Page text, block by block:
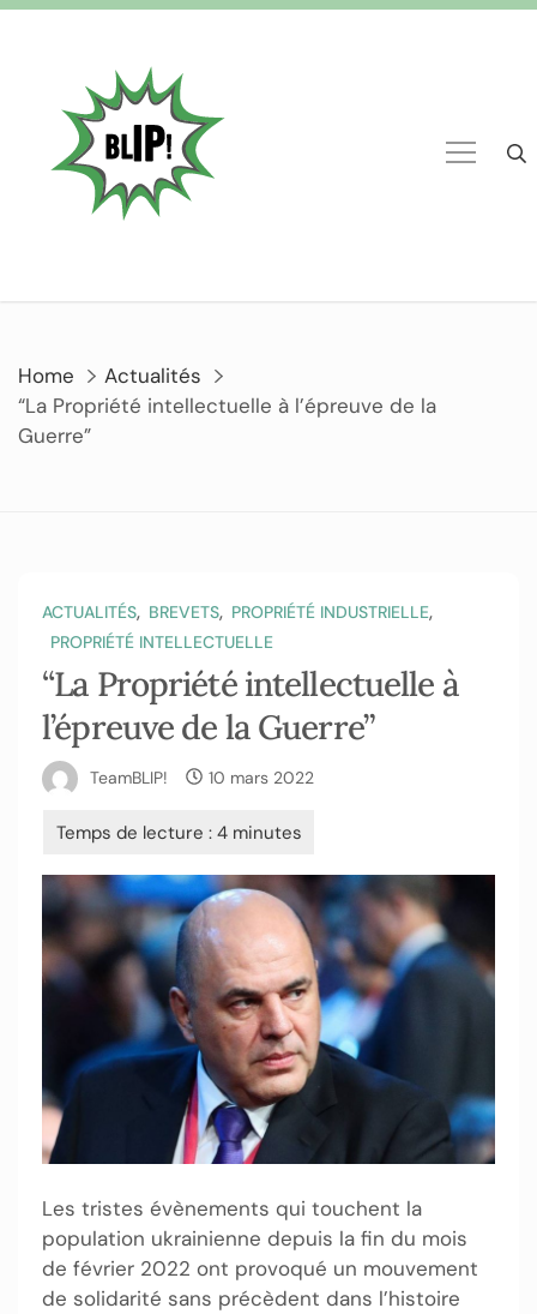
Home
Actualités
“La Propriété intellectuelle à l’épreuve de la
Guerre”
ACTUALITÉS, BREVETS, PROPRIÉTÉ INDUSTRIELLE,
PROPRIÉTÉ INTELLECTUELLE
“La Propriété intellectuelle à
l’épreuve de la Guerre”
TeamBLIP! 10 mars 2022
Les tristes évènements qui touchent la
population ukrainienne depuis la fin du mois
de février 2022 ont provoqué un mouvement
de solidarité sans précèdent dans l’histoire